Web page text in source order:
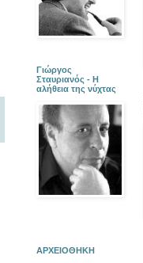
Γιώργος
Σταυριανός - Η
αλήθεια της νύχτας
ΑΡΧΕΙΟΘΗΚΗ